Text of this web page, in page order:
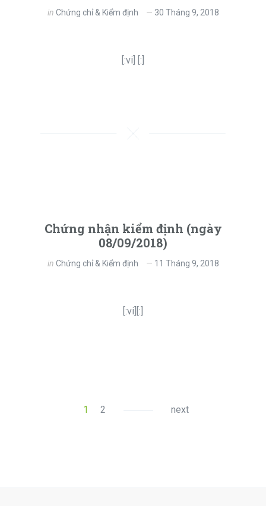
in Chứng chỉ & Kiểm định 30 Tháng 9, 2018
[:vi] [:]
Chứng nhận kiểm định (ngày
08/09/2018)
in Chứng chỉ & Kiểm định 11 Tháng 9, 2018
[:vi][:]
1 2 next